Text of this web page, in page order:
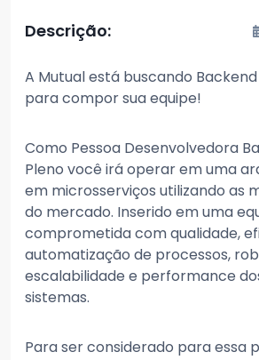
Descrição:
A Mutual está buscando
para compor sua equipe!
Como Pessoa Desenvolvedora
Pleno você irá operar em uma
em microsserviços utilizando as
do mercado. Inserido em uma
comprometida com qualidade,
automatização de processos,
escalabilidade e performance
sistemas.
Para ser considerado para essa